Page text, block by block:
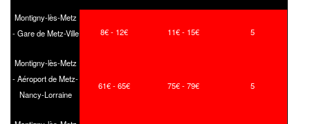
Montigny-lès-Metz
- Gare de Metz-Ville
8€ - 12€ 11€ - 15€ 5
Montigny-lès-Metz
- Aéroport de Metz-
Nancy-Lorraine
61€ - 65€ 75€ - 79€ 5